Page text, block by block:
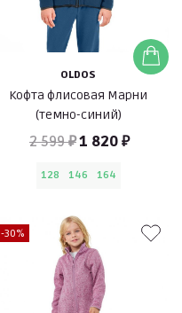
OLDOS
Кофта флисовая Марни
(темно-синий)
2 599 ₽1 820 ₽
128 146 164
-30%